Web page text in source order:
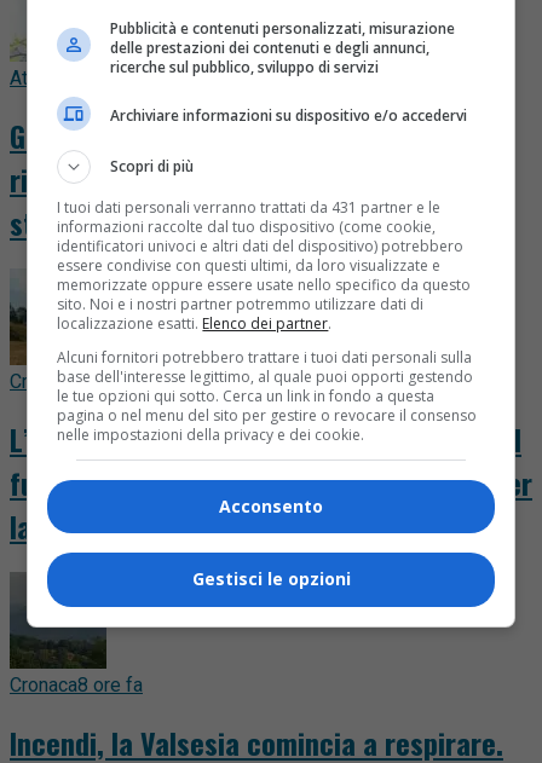
Attualità 2 ore fa
Ghemme ricorda Franca Urani, l’anima del
ricetto che ha insegnato ad amare la
storia
Cronaca3 ore fa
L’inferno della Valsessera visto dal Tovo: il
fuoco vicino alle baite, cresce l’allarme per
la notte. FOTO E VIDEO
Cronaca8 ore fa
Incendi, la Valsesia comincia a respirare.
Pubblicità e contenuti personalizzati, misurazione
delle prestazioni dei contenuti e degli annunci,
ricerche sul pubblico, sviluppo di servizi
Archiviare informazioni su dispositivo e/o accedervi
Scopri di più
I tuoi dati personali verranno trattati da 431 partner e le
informazioni raccolte dal tuo dispositivo (come cookie,
identificatori univoci e altri dati del dispositivo) potrebbero
essere condivise con questi ultimi, da loro visualizzate e
memorizzate oppure essere usate nello specifico da questo
sito. Noi e i nostri partner potremmo utilizzare dati di
localizzazione esatti. Elenco dei partner.
Alcuni fornitori potrebbero trattare i tuoi dati personali sulla
base dell'interesse legittimo, al quale puoi opporti gestendo
le tue opzioni qui sotto. Cerca un link in fondo a questa
pagina o nel menu del sito per gestire o revocare il consenso
nelle impostazioni della privacy e dei cookie.
Acconsento
Gestisci le opzioni